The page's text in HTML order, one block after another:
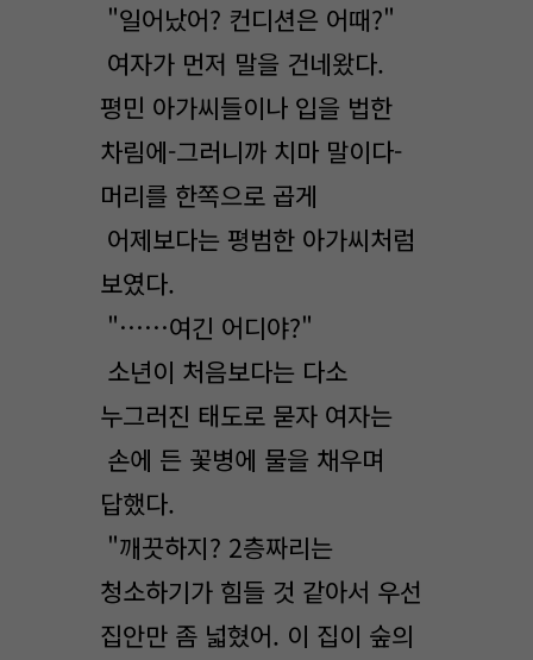
"일어났어? 컨디션은 어때?"
여자가 먼저 말을 건네왔다.
평민 아가씨들이나 입을 법한
차림에-그러니까 치마 말이다-
머리를 한쪽으로 곱게
어제보다는 평범한 아가씨처럼
보였다.
"……여긴 어디야?"
소년이 처음보다는 다소
누그러진 태도로 묻자 여자는
손에 든 꽃병에 물을 채우며
답했다.
"깨끗하지? 2층짜리는
청소하기가 힘들 것 같아서 우선
집안만 좀 넓혔어. 이 집이 숲의